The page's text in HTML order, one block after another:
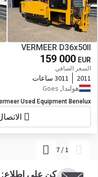
VERMEER D36x50II
159 000 EUR
السعر الصافي
2011
3011 ساعات
هولندا, Goes
Used Equipment Benelux
1
/
7
كن على اطلاع: